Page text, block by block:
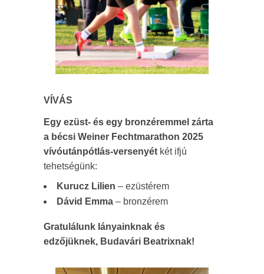
VÍVÁS
Egy ezüst- és egy bronzéremmel zárta
a bécsi Weiner Fechtmarathon 2025
vívóutánpótlás-versenyét két ifjú
tehetségünk:
Kurucz Lilien – ezüstérem
Dávid Emma – bronzérem
Gratulálunk lányainknak és
edzőjüknek, Budavári Beatrixnak!